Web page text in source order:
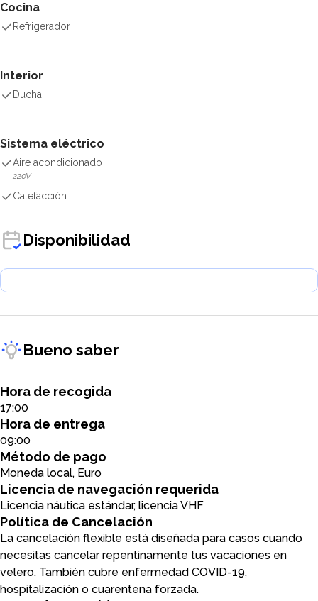
Cocina
Refrigerador
Interior
Ducha
Sistema eléctrico
Aire acondicionado
220V
Calefacción
Disponibilidad
Bueno saber
Hora de recogida
17:00
Hora de entrega
09:00
Método de pago
Moneda local, Euro
Licencia de navegación requerida
Licencia náutica estándar, licencia VHF
Política de Cancelación
La cancelación flexible está diseñada para casos cuando
necesitas cancelar repentinamente tus vacaciones en
velero. También cubre enfermedad COVID-19,
hospitalización o cuarentena forzada.